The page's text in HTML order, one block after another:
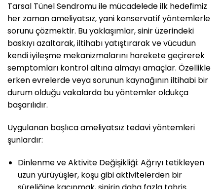
Tarsal Tünel Sendromu ile mücadelede ilk hedefimiz
her zaman ameliyatsız, yani konservatif yöntemlerle
sorunu çözmektir. Bu yaklaşımlar, sinir üzerindeki
baskıyı azaltarak, iltihabı yatıştırarak ve vücudun
kendi iyileşme mekanizmalarını harekete geçirerek
semptomları kontrol altına almayı amaçlar. Özellikle
erken evrelerde veya sorunun kaynağının iltihabi bir
durum olduğu vakalarda bu yöntemler oldukça
başarılıdır.
Uygulanan başlıca ameliyatsız tedavi yöntemleri
şunlardır:
Dinlenme ve Aktivite Değişikliği: Ağrıyı tetikleyen
uzun yürüyüşler, koşu gibi aktivitelerden bir